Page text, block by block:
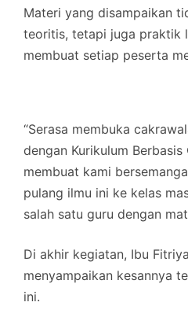
Materi yang disampaikan
teoritis, tetapi juga praktik
membuat setiap peserta
“Serasa membuka
dengan Kurikulum
membuat kami
pulang ilmu ini ke kelas
salah satu guru dengan
Di akhir kegiatan, Ibu
menyampaikan kesannya
ini.